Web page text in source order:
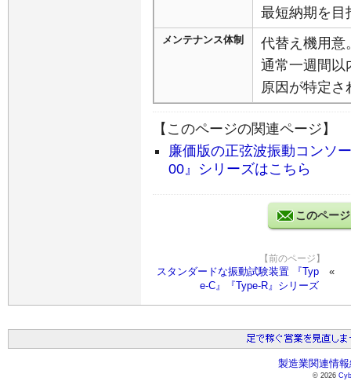
最短納期を目
メンテナンス体制
代替え機用意
通常一週間以
原因が特定
【このページの関連ページ】
廉価版の正弦波振動コンソ
00』シリーズはこちら
このペー
【前のページ】
スタンダードな振動試験装置 『Typ
e-C』『Type-R』シリーズ
製造業関連情
© 2026